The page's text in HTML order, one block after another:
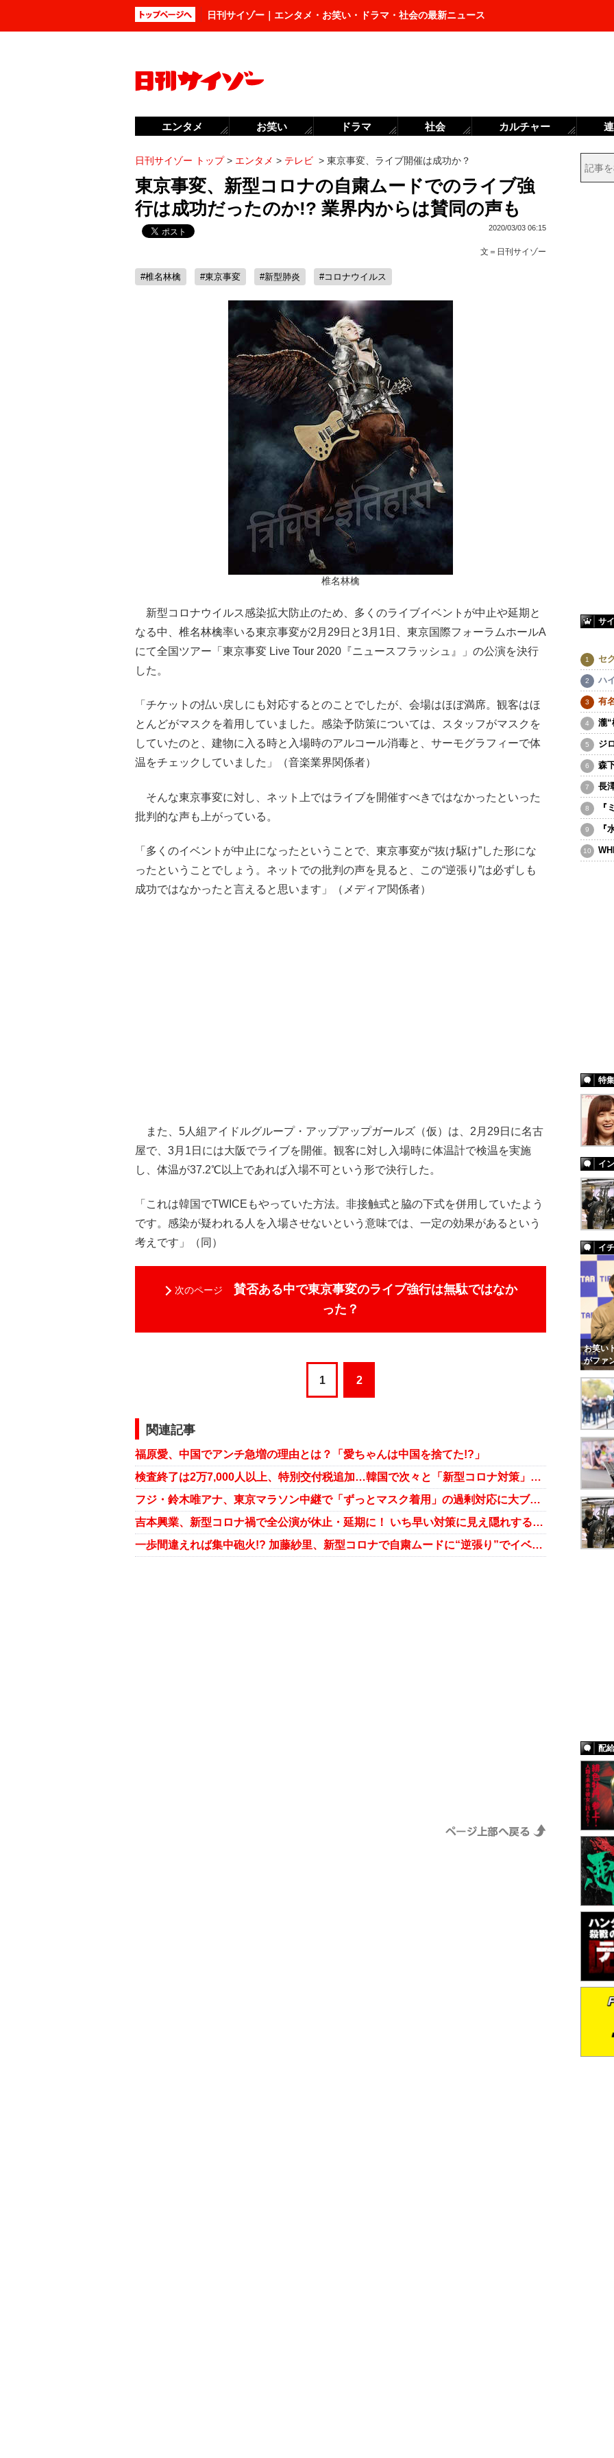
日刊サイゾー｜エンタメ・お笑い・ドラマ・社会の最新ニュース
日刊サイゾー トップ> エンタメ > テレビ > 東京事変、ライブ開催は成功か？
東京事変、新型コロナの自粛ムードでのライブ強
行は成功だったのか!? 業界内からは賛同の声も
2020/03/03 06:15
文＝ 日刊サイゾー
#椎名林檎 #東京事変 #新型肺炎 #コロナウイルス
椎名林檎
新型コロナウイルス感染拡大防止のため、多くのライブイベントが中止や延期と
なる中、椎名林檎率いる東京事変が2月29日と3月1日、東京国際フォーラムホールA
にて全国ツアー「東京事変 Live Tour 2020『ニュースフラッシュ』」の公演を決行
した。
「チケットの払い戻しにも対応するとのことでしたが、会場はほぼ満席。観客はほ
とんどがマスクを着用していました。感染予防策については、スタッフがマスクを
していたのと、建物に入る時と入場時のアルコール消毒と、サーモグラフィーで体
温をチェックしていました」（音楽業界関係者）
そんな東京事変に対し、ネット上ではライブを開催すべきではなかったといった
批判的な声も上がっている。
「多くのイベントが中止になったということで、東京事変が“抜け駆け”した形にな
ったということでしょう。ネットでの批判の声を見ると、この“逆張り”は必ずしも
成功ではなかったと言えると思います」（メディア関係者）
また、5人組アイドルグループ・アップアップガールズ（仮）は、2月29日に名古
屋で、3月1日には大阪でライブを開催。観客に対し入場時に体温計で検温を実施
し、体温が37.2℃以上であれば入場不可という形で決行した。
「これは韓国でTWICEもやっていた方法。非接触式と脇の下式を併用していたよう
です。感染が疑われる人を入場させないという意味では、一定の効果があるという
考えです」（同）
次のページ
賛否ある中で東京事変のライブ強行は無駄ではなか
った？
1 2
関連記事
福原愛、中国でアンチ急増の理由とは？「愛ちゃんは中国を捨てた!?」
検査終了は2万7,000人以上、特別交付税追加…韓国で次々と「新型コロナ対策」の是非
フジ・鈴木唯アナ、東京マラソン中継で「ずっとマスク着用」の過剰対応に大ブーイング
吉本興業、新型コロナ禍で全公演が休止・延期に！ いち早い対策に見え隠れする裏事情
一歩間違えれば集中砲火!? 加藤紗里、新型コロナで自粛ムードに“逆張り”でイベント決行
サ
セ
ハ
有
瀧“
ジ
森
長
『
『
特集
イ
イ
お笑い
がファ
配
エンタメ お笑い ドラマ 社会 カルチャー